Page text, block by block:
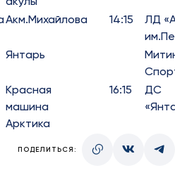
Акм.Михайлова 14:15
ЛД
Янтарь
Красная
машина
Арктика
16:15
ДС
ПОДЕЛИТЬСЯ: